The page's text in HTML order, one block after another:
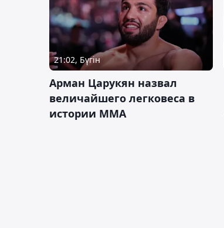
21:02, Бүгін
Арман Царукян назвал
величайшего легковеса в
истории ММА